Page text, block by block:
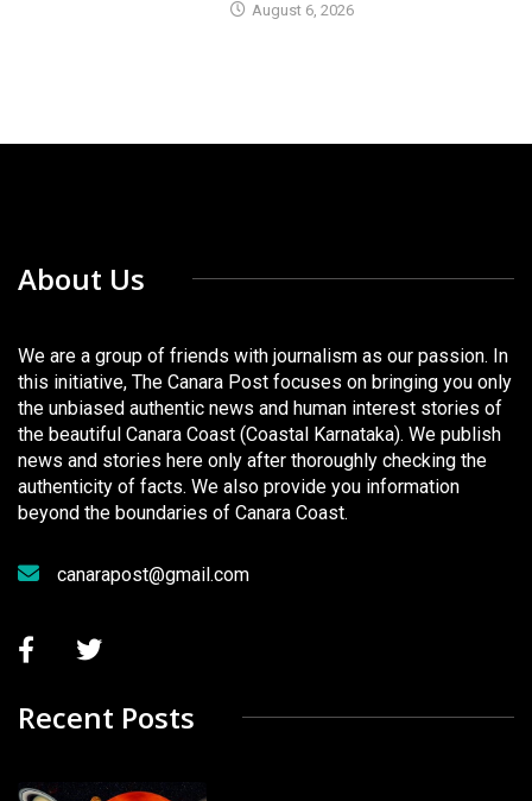
August 6, 2026
About Us
We are a group of friends with journalism as our passion. In
this initiative, The Canara Post focuses on bringing you only
the unbiased authentic news and human interest stories of
the beautiful Canara Coast (Coastal Karnataka). We publish
news and stories here only after thoroughly checking the
authenticity of facts. We also provide you information
beyond the boundaries of Canara Coast.
canarapost@gmail.com
Recent Posts